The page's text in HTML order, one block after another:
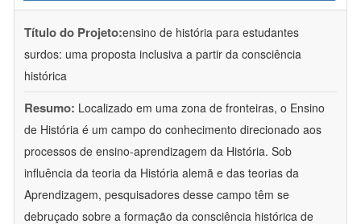
Título do Projeto:ensino de história para estudantes
surdos: uma proposta inclusiva a partir da consciência
histórica
Resumo: Localizado em uma zona de fronteiras, o Ensino
de História é um campo do conhecimento direcionado aos
processos de ensino-aprendizagem da História. Sob
influência da teoria da História alemã e das teorias da
Aprendizagem, pesquisadores desse campo têm se
debruçado sobre a formação da consciência histórica de